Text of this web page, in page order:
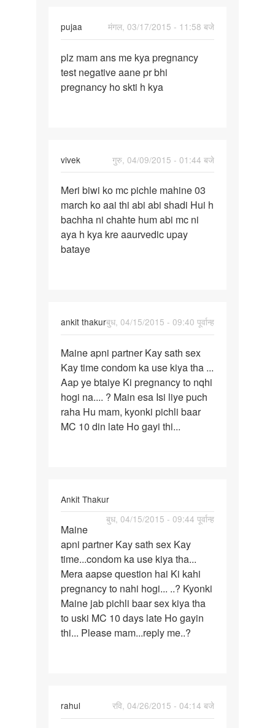
pujaa
मंगल, 03/17/2015 - 11:58 बजे
plz
mam
ans
plz mam ans me kya pregnancy
test negative aane pr bhi
pregnancy ho skti h kya
vivek
गुरु, 04/09/2015 - 01:44 बजे
Meri
biwi
ko
mc
pichle
Meri biwi ko mc pichle mahine 03
march ko aai thi abi abi shadi Hui h
bachha ni chahte hum abi mc ni
aya h kya kre aaurvedic upay
bataye
ankit thakurबुध, 04/15/2015 - 09:40 पूर्वान्ह
Maine
apni
partner
Kay
sath
Maine apni partner Kay sath sex
Kay time condom ka use kiya tha ...
Aap ye btaiye Ki pregnancy to nqhi
hogi na.... ? Main esa Isi liye puch
raha Hu mam, kyonki pichli baar
MC 10 din late Ho gayi thi...
Ankit Thakur
बुध, 04/15/2015 - 09:44 पूर्वान्ह
Maine
apni
partner
Kay
sath
Maine
apni partner Kay sath sex Kay
time...condom ka use kiya tha...
Mera aapse question hai Ki kahi
pregnancy to nahi hogi... ..? Kyonki
Maine jab pichli baar sex kiya tha
to uski MC 10 days late Ho gayin
thi... Please mam...reply me..?
rahul
रवि, 04/26/2015 - 04:14 बजे